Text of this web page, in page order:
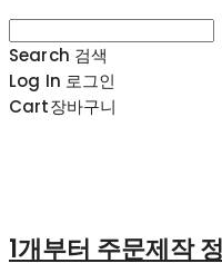
Search 검색
Log In 로그인
Cart장바구니
1개부터 주문제작